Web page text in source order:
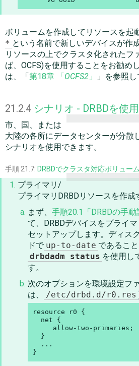
ボリュームを作成してリソースを起
* という名前で新しいデバイスが作
リソースの上でクラスタ化されたフ
ば、OCFS)を使用することをお勧め
は、「第18章 「OCFS2 」 」を参照し
21.2.4 シナリオ - DRBDを使
市、国、または
大陸の各所にデータセンターが分散
シナリオを使用できます。
手順 21.7: DRBDでクラスタ対応ボリュー
プライマリ/
プライマリDRBDリソースを作成
まず、 手順20.1「DRBDの手動
て、DRBDデバイスをプライ
セットアップします。ディス
ドで up-to-date であるこ
drbdadm status を使用し
す。
次のオプションを環境設定フ
は、
/etc/drbd.d/r0.res
resource r0 {
  net {
     allow-two-primaries;
  }
  ...
}